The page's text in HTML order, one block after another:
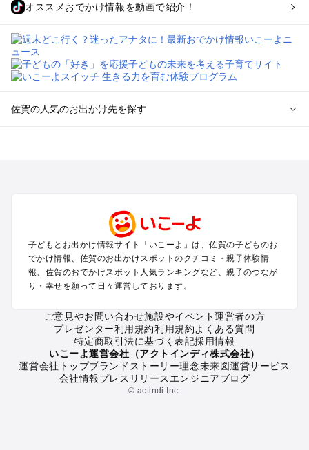
オススメおでかけ情報を動画で紹介！
佐賀の人気のお出かけ先を探す
伊万里・有田のプールお出かけ
佐賀の定番お出かけスポット
佐賀の遊園地
佐賀の動物園
佐賀の釣り
佐賀の牧場
佐賀のプール
佐賀のアスレチック
佐賀の公園・総合公園
子どもとお出かけ情報サイト「いこーよ」は、佐賀の子どものお
でかけ情報、佐賀のお出かけスポットのクチコミ・親子体験情
報、佐賀のおでかけスポット人気ランキングなど、親子のつなが
り・幸せを願って日々運営しております。
ご意見やお問い合わせ施設やイベント運営者の方
プレゼンター利用規約利用規約よくある質問
特定商取引法に基づく表記採用情報
いこーよ運営会社（アクトインディ株式会社）
運営会社トップブランドストーリー理念未来図運営サービス
会社情報プレスリリース エンジニアブログ
© actindi Inc.